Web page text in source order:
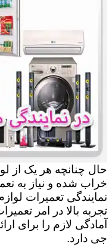
حال چنانچه هر یک از
خراب شده و نیاز به
نمایندگی تعمیرات
تجربه بالا در امر
آمادگی لازم را برای
جی دارد.